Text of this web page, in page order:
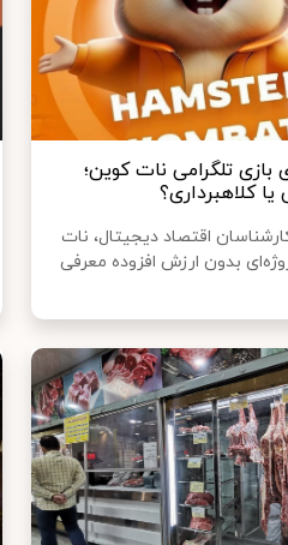
بازی تلگرامی نات کوین؛
یا کلاهبرداری؟
اقتصاد دیجیتال، نات
بدون ارزش افزوده معرفی